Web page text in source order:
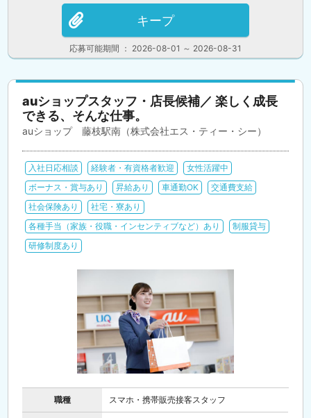
応募可能期間 ： 2026-08-01 ～ 2026-08-31
キープ
auショップスタッフ・店長候補／ 楽しく成長
できる、そんな仕事。
auショップ 藤枝駅南（株式会社エス・ティー・シー）
入社日応相談 経験者・有資格者歓迎
女性活躍中
ボーナス・賞与あり
昇給あり 車通勤OK
交通費支給
社会保険あり
社宅・寮あり
各種手当（家族・役職・インセンティブなど）あり
制服貸与
研修制度あり
職種 スマホ・携帯販売接客スタッフ